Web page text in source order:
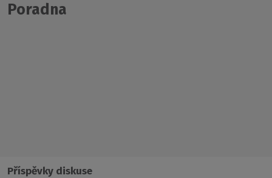
Poradna
Příspěvky diskuse